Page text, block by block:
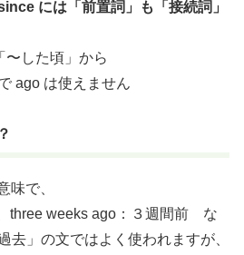
には「前置詞」も「接続詞」
〜した頃」から
ago は使えません
味で、
three weeks ago：３週間前 な
去」の文ではよく使われますが、